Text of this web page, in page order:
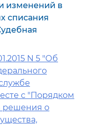
изменений в
списания
N 5 "Об
с "Порядком
решения о